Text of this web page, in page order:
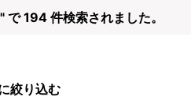
194 件検索されました。
絞り込む